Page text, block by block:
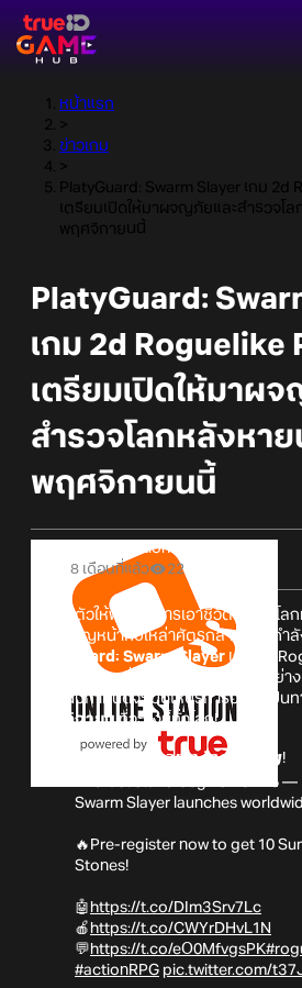
หน้าแรก
>
ข่าวเกม
>
PlatyGuard: Swarm Slayer เกม 2d
เตรียมเปิดให้มาผจญภัยและสำรวจโล
พฤศจิกายนนี้
PlatyGuard:
เกม 2d Roguelike
เตรียมเปิดให้มาผ
สำรวจโลกหลังหาย
พฤศจิกายนนี้
Online Station
8 เดือนที่แล้ว
22
เตรียมตัวให้พร้อม! การเอาชีวิตรอดในโ
การเผชิญหน้ากับเหล่าศัตรูกลายพันธุ์กำลั
PlatyGuard: Swarm Slayer เกม 2d
ChillyRoomที่ล่าสุดนั้นก็ได้ประกาศอย่า
เกมนั้นมีกำหนดจะเปิดให้บริการอย่างเป็น
พฤศจิกายนที่จะถึงนี้ทั่วโลก!
⚠️𝘼𝙡𝙚𝙧𝙩! 𝙎𝙬𝙖𝙧𝙢 𝙞𝙣𝙘𝙤𝙢𝙞𝙣𝙜!
The last stand begins Nov 26 —
Swarm Slayer launches
🔥Pre-register now to get 10
Stones!
🤖 https://t.co/DIm3Srv7Lc
🍎 https://t.co/CWYrDHvL1N
💬 https://t.co/eO0MfvgsPK
#actionRPG pic.twitter.com/